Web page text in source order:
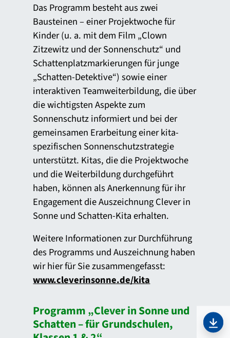
Das Programm besteht aus zwei
Bausteinen – einer Projektwoche für
Kinder (u. a. mit dem Film „Clown
Zitzewitz und der Sonnenschutz“ und
Schattenplatzmarkierungen für junge
„Schatten-Detektive“) sowie einer
interaktiven Teamweiterbildung, die über
die wichtigsten Aspekte zum
Sonnenschutz informiert und bei der
gemeinsamen Erarbeitung einer kita-
spezifischen Sonnenschutzstrategie
unterstützt. Kitas, die die Projektwoche
und die Weiterbildung durchgeführt
haben, können als Anerkennung für ihr
Engagement die Auszeichnung Clever in
Sonne und Schatten-Kita erhalten.
Weitere Informationen zur Durchführung
des Programms und Auszeichnung haben
wir hier für Sie zusammengefasst:
www.cleverinsonne.de/kita
Programm „Clever in Sonne und
Schatten – für Grundschulen,
PDF